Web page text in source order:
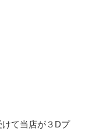
て当店が３Dプ